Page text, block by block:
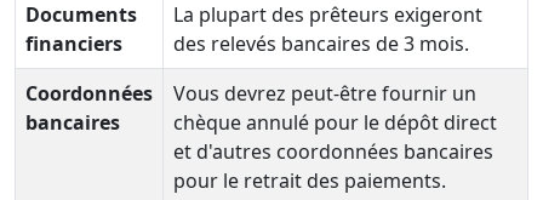
Documents
financiers
La plupart des prêteurs exigeront
des relevés bancaires de 3 mois.
Coordonnées
bancaires
Vous devrez peut-être fournir un
chèque annulé pour le dépôt direct
et d'autres coordonnées bancaires
pour le retrait des paiements.